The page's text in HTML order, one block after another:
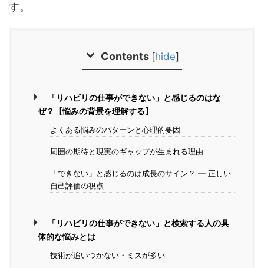
す。
Contents [hide]
「リハビリの仕事ができない」と感じるのはな
ぜ？【悩みの背景を理解する】
よくある悩みのパターンと心理的要因
周囲の期待と現実のギャップが生まれる理由
「できない」と感じるのは成長のサイン？ — 正しい
自己評価の視点
「リハビリの仕事ができない」と検索する人の具
体的な悩みとは
技術が追いつかない・ミスが多い